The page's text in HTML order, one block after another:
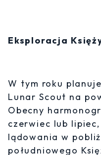
Eksploracja
W tym roku
Lunar Scout na
Obecny
czerwiec lub
lądowania w
południowego